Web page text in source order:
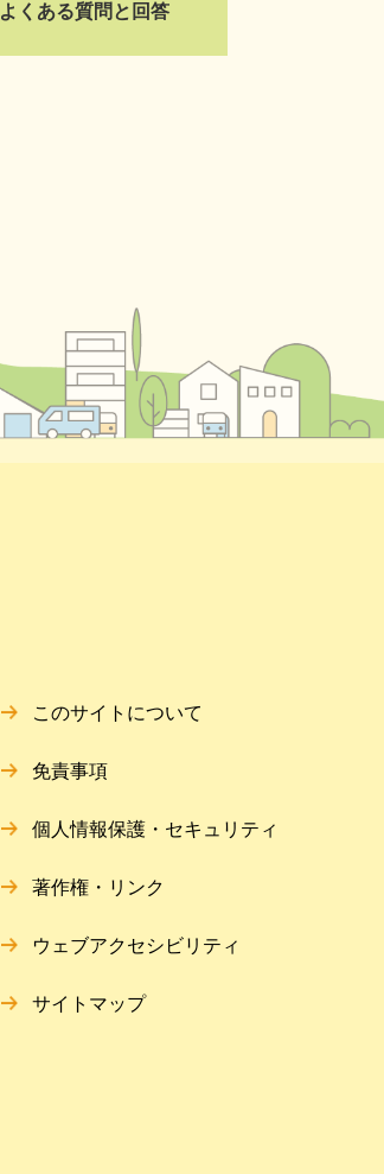
よくある質問と回答
このサイトについて
免責事項
個人情報保護・セキュリティ
著作権・リンク
ウェブアクセシビリティ
サイトマップ